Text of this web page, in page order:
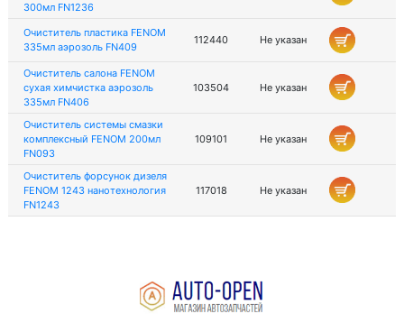
300мл FN1236
Очиститель пластика FENOM
335мл аэрозоль FN409
112440 Не указан
Очиститель салона FENOM
сухая химчистка аэрозоль
335мл FN406
103504 Не указан
Очиститель системы смазки
комплексный FENOM 200мл
FN093
109101 Не указан
Очиститель форсунок дизеля
FENOM 1243 нанотехнология
FN1243
117018 Не указан